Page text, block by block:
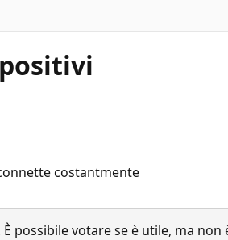
costantmente
possibile votare se è utile, ma non